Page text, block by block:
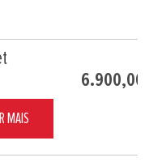
6.900,00€